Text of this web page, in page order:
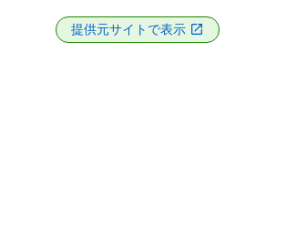
提供元サイトで表示